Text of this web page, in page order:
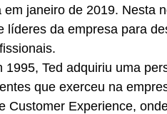
janeiro de 2019. Nesta
líderes da empresa para
1995, Ted adquiriu uma
que exerceu na
Customer Experience,